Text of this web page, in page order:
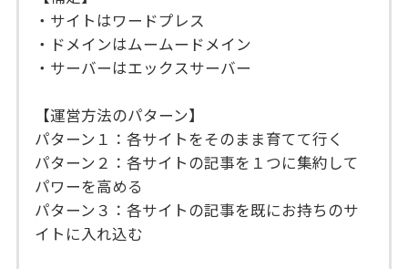
・サイトはワードプレス
・ドメインはムームードメイン
・サーバーはエックスサーバー
【運営方法のパターン】
パターン１：各サイトをそのまま育てて行く
パターン２：各サイトの記事を１つに集約して
パワーを高める
パターン３：各サイトの記事を既にお持ちのサ
イトに入れ込む